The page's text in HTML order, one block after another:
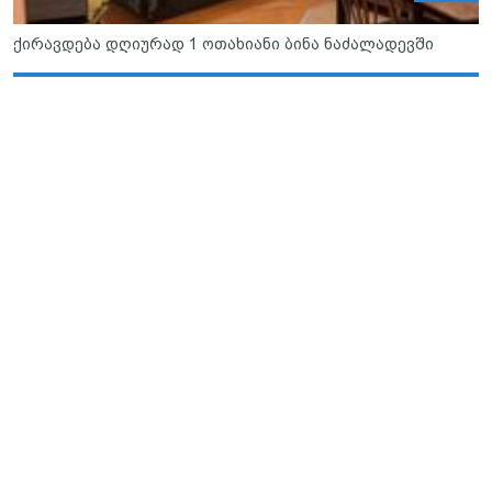
ქირავდება დღიურად 1 ოთახიანი ბინა ნაძალადევში